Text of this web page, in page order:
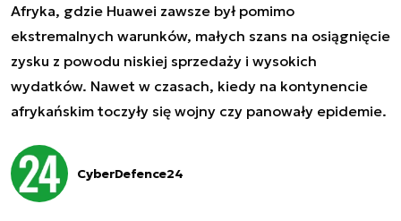
Afryka, gdzie Huawei zawsze był pomimo
ekstremalnych warunków, małych szans na osiągnięcie
zysku z powodu niskiej sprzedaży i wysokich
wydatków. Nawet w czasach, kiedy na kontynencie
afrykańskim toczyły się wojny czy panowały epidemie.
CyberDefence24